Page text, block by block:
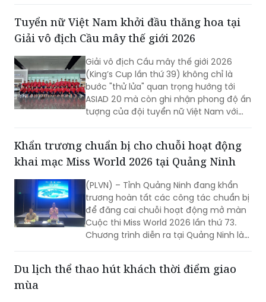
Tuyển nữ Việt Nam khởi đầu thăng hoa tại
Giải vô địch Cầu mây thế giới 2026
Giải vô địch Cầu mây thế giới 2026
(King’s Cup lần thứ 39) không chỉ là
bước "thử lửa" quan trọng hướng tới
ASIAD 20 mà còn ghi nhận phong độ ấn
tượng của đội tuyển nữ Việt Nam với
Khẩn trương chuẩn bị cho chuỗi hoạt động
khai mạc Miss World 2026 tại Quảng Ninh
(PLVN) – Tỉnh Quảng Ninh đang khẩn
trương hoàn tất các công tác chuẩn bị
để đăng cai chuỗi hoạt động mở màn
Cuộc thi Miss World 2026 lần thứ 73.
Chương trình diễn ra tại Quảng Ninh là
trường đầu tư và tiềm năng phát triển
Du lịch thể thao hút khách thời điểm giao
mùa